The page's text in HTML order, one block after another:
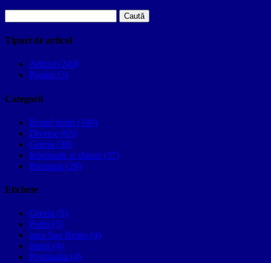
după:
Tipuri de articol
Articol (249)
Pagină (3)
Categorii
Restul lumii (100)
Diverse (65)
Grecia (38)
Informatii si sfaturi (37)
Romania (28)
Etichete
Grecia (5)
Porto (5)
gara Sao Bento (4)
istorii (4)
Portugalia (4)